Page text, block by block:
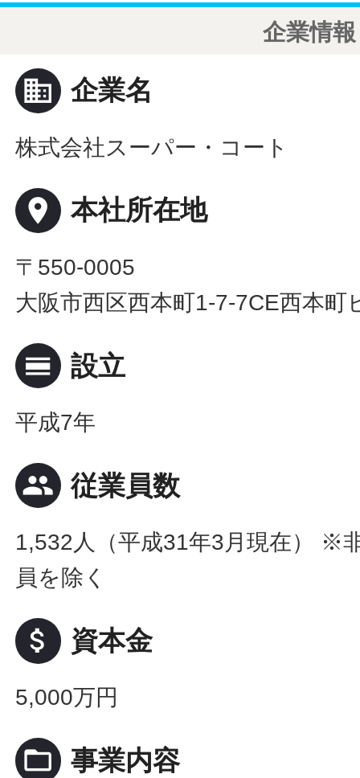
企業情報
business 企業名
株式会社スーパー・コート
place 本社所在地
〒550-0005
大阪市西区西本町1-7-7CE西本町
calendar_view_day 設立
平成7年
people 従業員数
1,532人（平成31年3月現在） ※
員を除く
attach_money 資本金
5,000万円
folder_open 事業内容